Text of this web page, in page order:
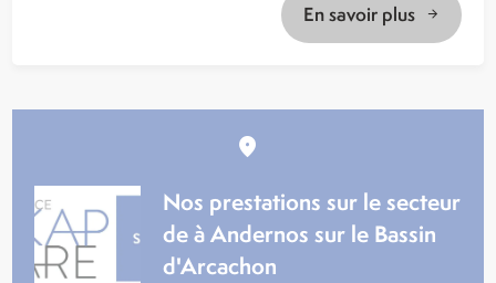
En savoir plus
Nos prestations sur le secteur
de à Andernos sur le Bassin
d'Arcachon